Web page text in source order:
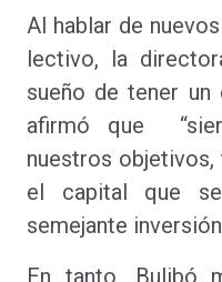
Al hablar de
lectivo, la
sueño de tener
afirmó que
nuestros
el capital que
semejante
En tanto, Bulibó